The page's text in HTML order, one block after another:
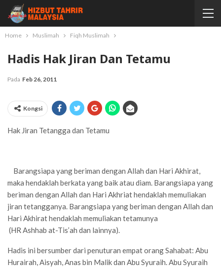
Home Muslimah Fiqh Muslimah
Hadis Hak Jiran Dan Tetamu
Pada Feb 26, 2011
Kongsi
Hak Jiran Tetangga dan Tetamu
Barangsiapa yang beriman dengan Allah dan Hari Akhirat,
maka hendaklah berkata yang baik atau diam. Barangsiapa yang
beriman dengan Allah dan Hari Akhriat hendaklah memuliakan
jiran tetangganya. Barangsiapa yang beriman dengan Allah dan
Hari Akhirat hendaklah memuliakan tetamunya
(HR Ashhab at-Tis’ah dan lainnya).
Hadis ini bersumber dari penuturan empat orang Sahabat: Abu
Hurairah, Aisyah, Anas bin Malik dan Abu Syuraih. Abu Syuraih